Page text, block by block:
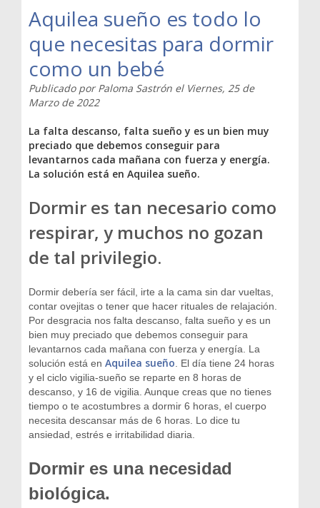
Aquilea sueño es todo lo
que necesitas para dormir
como un bebé
Publicado porPaloma Sastrón el Viernes, 25 de
Marzo de 2022
La falta descanso, falta sueño y es un bien muy
preciado que debemos conseguir para
levantarnos cada mañana con fuerza y energía.
La solución está en Aquilea sueño.
Dormir es tan necesario como
respirar, y muchos no gozan
de tal privilegio.
Dormir debería ser fácil, irte a la cama sin dar vueltas,
contar ovejitas o tener que hacer rituales de relajación.
Por desgracia nos falta descanso, falta sueño y es un
bien muy preciado que debemos conseguir para
levantarnos cada mañana con fuerza y energía. La
solución está en Aquilea sueño. El día tiene 24 horas
y el ciclo vigilia-sueño se reparte en 8 horas de
descanso, y 16 de vigilia. Aunque creas que no tienes
tiempo o te acostumbres a dormir 6 horas, el cuerpo
necesita descansar más de 6 horas. Lo dice tu
ansiedad, estrés e irritabilidad diaria.
Dormir es una necesidad
biológica.